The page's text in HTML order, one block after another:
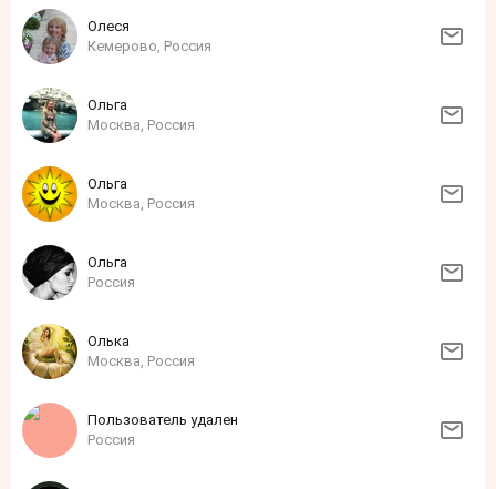
Олеся
Кемерово, Россия
Ольга
Москва, Россия
Ольга
Москва, Россия
Ольга
Россия
Олька
Москва, Россия
Пользователь удален
Россия